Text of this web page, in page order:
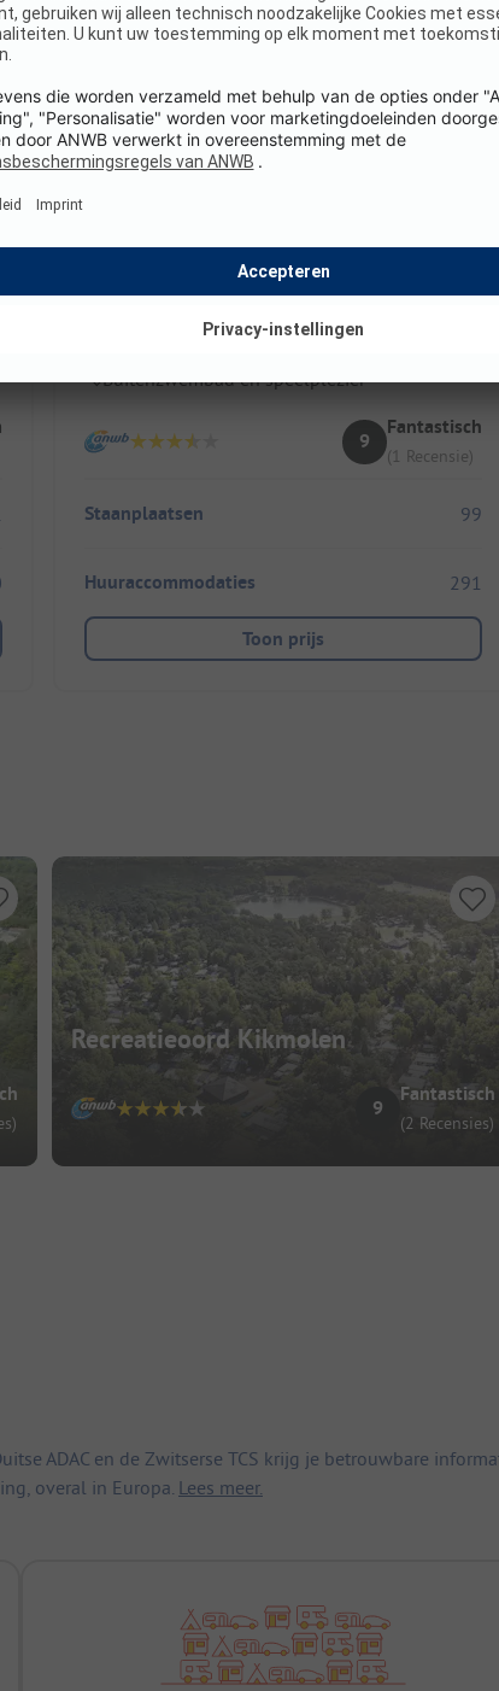
Nederland / Limburg
Mooi gelegen in het groene Limburg
Buitenzwembad en speelplezier
9
Fantastisch
(1 Recensie)
Staanplaatsen 99
Huuraccommodaties 291
Toon prijs
Recreatieoord Kikmolen
9
Fantastisch
(2 Recensies)
ADAC en de Zwitserse TCS krijg je betrouwbare
overal in Europa. Lees meer.